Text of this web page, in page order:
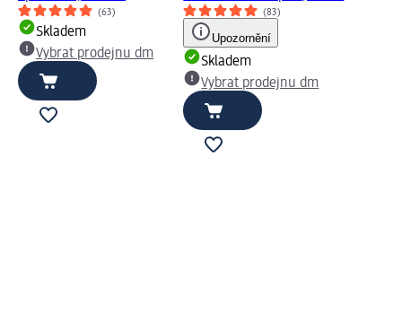
(63)
Skladem
Vybrat prodejnu dm
(83)
Upozornění
Skladem
Vybrat prodejnu dm